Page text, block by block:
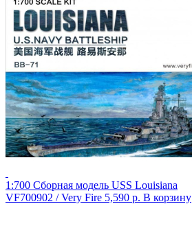
1:700 Сборная модель USS Louisiana
VF700902 / Very Fire 5,590 р. В корзину